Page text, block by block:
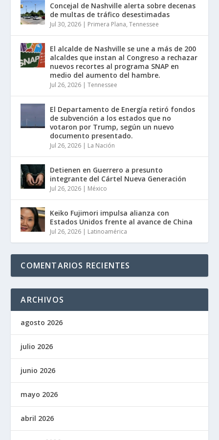
Concejal de Nashville alerta sobre decenas
de multas de tráfico desestimadas
Jul 30, 2026 | Primera Plana,Tennessee
El alcalde de Nashville se une a más de 200
alcaldes que instan al Congreso a rechazar
nuevos recortes al programa SNAP en
medio del aumento del hambre.
Jul 26, 2026 |Tennessee
El Departamento de Energía retiró fondos
de subvención a los estados que no
votaron por Trump, según un nuevo
documento presentado.
Jul 26, 2026 | La Nación
Detienen en Guerrero a presunto
integrante del Cártel Nueva Generación
Jul 26, 2026 | México
Keiko Fujimori impulsa alianza con
Estados Unidos frente al avance de China
Jul 26, 2026 | Latinoamérica
COMENTARIOS RECIENTES
ARCHIVOS
agosto 2026
julio 2026
junio 2026
mayo 2026
abril 2026